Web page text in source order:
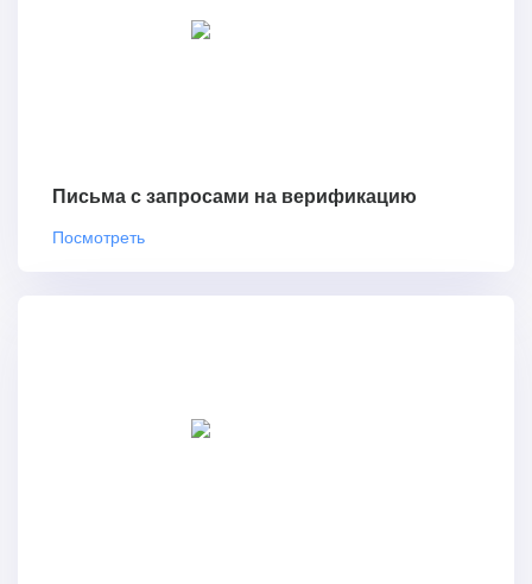
Письма с запросами на верификацию
Посмотреть